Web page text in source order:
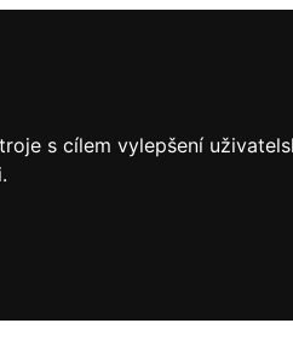
s cílem vylepšení